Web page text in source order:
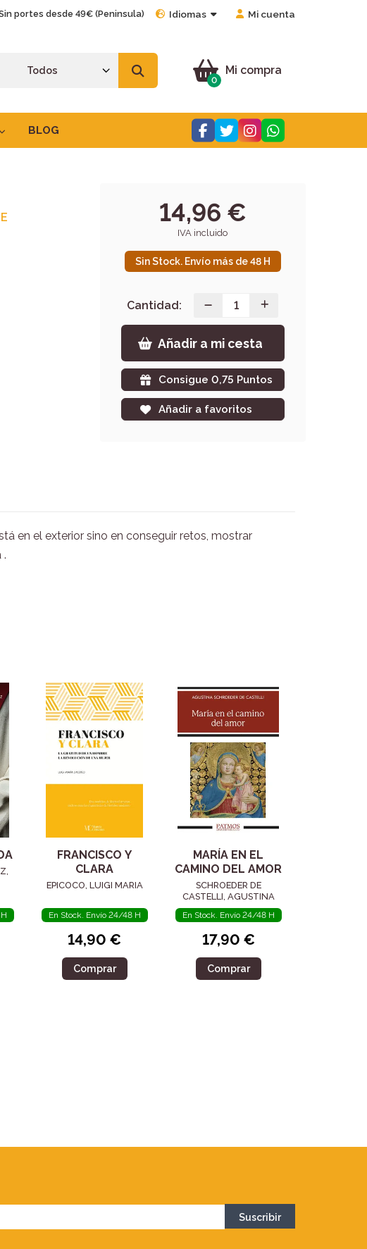
portes desde 49€ (Peninsula) Idiomas Mi cuenta
Mi compra
0
BLOG
14,96 €
IVA incluido
Sin Stock. Envío más de 48 H
Cantidad:
Añadir a mi cesta
Consigue 0,75 Puntos
Añadir a favoritos
en el exterior sino en conseguir retos, mostrar
.
FRANCISCO Y
CLARA
EPICOCO, LUIGI MARIA
En Stock. Envío 24/48 H
14,90 €
Comprar
MARÍA EN EL
CAMINO DEL AMOR
SCHROEDER DE
CASTELLI, AGUSTINA
En Stock. Envío 24/48 H
17,90 €
Comprar